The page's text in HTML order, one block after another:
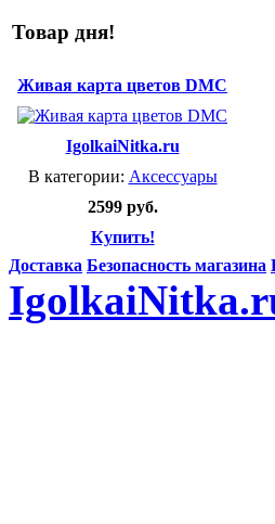
Товар дня!
Живая карта цветов DMC
IgolkaiNitka.ru
В категории: Аксессуары
2599 руб.
Купить!
Доставка Безопасность магазина